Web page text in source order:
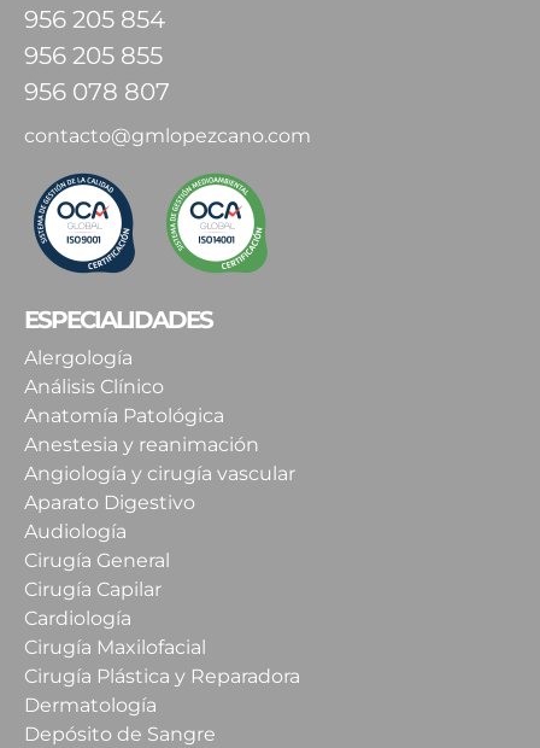
956 205 854
956 205 855
956 078 807
contacto@gmlopezcano.com
ESPECIALIDADES
Alergología
Análisis Clínico
Anatomía Patológica
Anestesia y reanimación
Angiología y cirugía vascular
Aparato Digestivo
Audiología
Cirugía General
Cirugía Capilar
Cardiología
Cirugía Maxilofacial
Cirugía Plástica y Reparadora
Dermatología
Depósito de Sangre